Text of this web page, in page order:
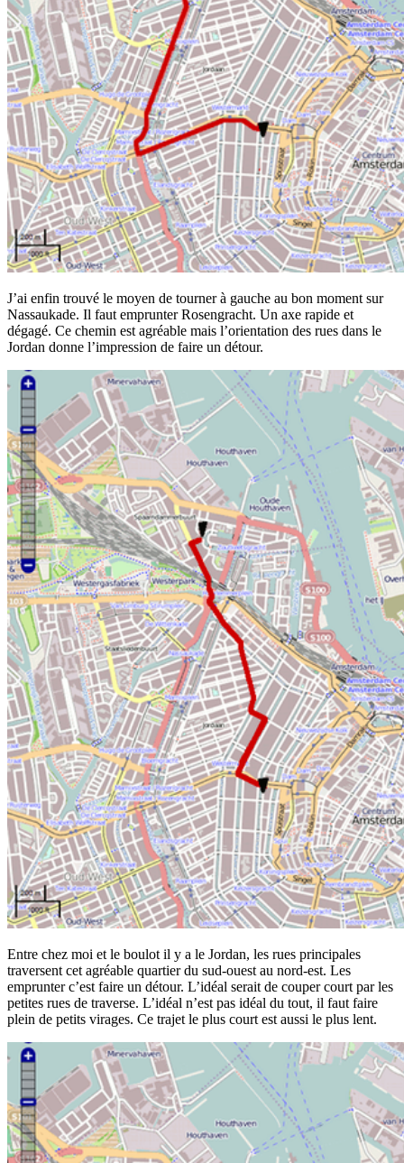
J’ai enfin trouvé le moyen de tourner à gauche au bon moment sur
Nassaukade. Il faut emprunter Rosengracht. Un axe rapide et
dégagé. Ce chemin est agréable mais l’orientation des rues dans le
Jordan donne l’impression de faire un détour.
Entre chez moi et le boulot il y a le Jordan, les rues principales
traversent cet agréable quartier du sud-ouest au nord-est. Les
emprunter c’est faire un détour. L’idéal serait de couper court par les
petites rues de traverse. L’idéal n’est pas idéal du tout, il faut faire
plein de petits virages. Ce trajet le plus court est aussi le plus lent.